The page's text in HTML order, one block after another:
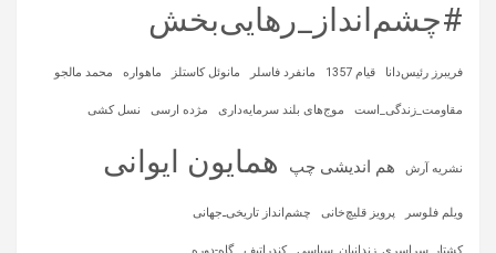
#چشم‌انداز_رهایی‌بخش
فریبرز رئیس‌دانا قیام 1357 مانفرد فاسلر مانوئل کاستلز ماهواره‌ محمد مالجو
مقاومت_زندگی_است موج‌های بلند سرمایه‌داری مژده ارسی نسل کشی
نشریه آرش هم اندیشی چپ همایون ایوانی
ویلم فلوسر پرویز قلیچ‌خانی چشم‌انداز تاریخی‌ـ‌جهانی